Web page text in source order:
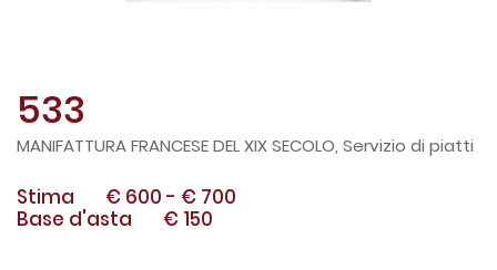
533
MANIFATTURA FRANCESE DEL XIX SECOLO, Servizio di piatti
Stima € 600 - € 700
Base d'asta
€ 150